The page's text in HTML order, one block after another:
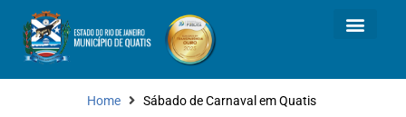
Home Sábado de Carnaval em Quatis